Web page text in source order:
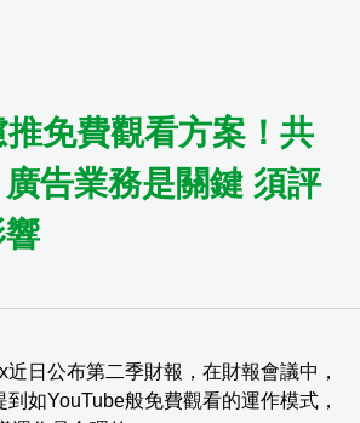
免費觀看方案！共
告業務是關鍵 須評
日公布第二季財報，在財報會議中，
如YouTube般免費觀看的運作模式，